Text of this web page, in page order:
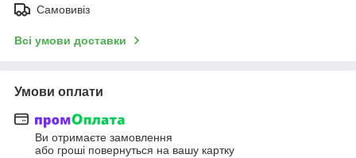
Самовивіз
Всі умови доставки
Умови оплати
Ви отримаєте замовлення
або гроші повернуться на вашу картку